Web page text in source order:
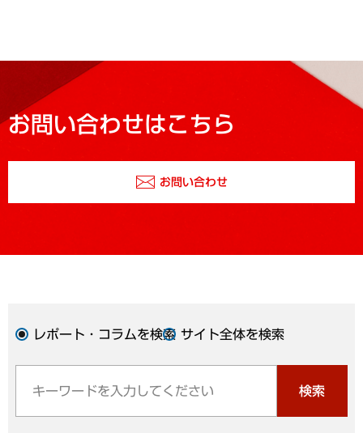
お問い合わせはこちら
お問い合わせ
レポート・コラムを検索 サイト全体を検索
検索